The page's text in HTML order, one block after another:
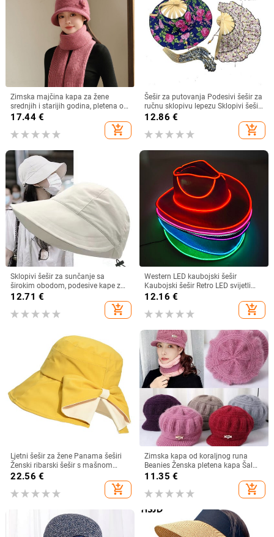
Zimska majčina kapa za žene
srednjih i starijih godina, pletena od
zečjeg krzna, otporna na hladnoću,
topla, vunena kapa plus baršunasta
kapa za umivaonik
17.44€
add_shopping_cart
Šešir za putovanja Podesivi šešir za
ručnu sklopivu lepezu Sklopivi šešir
od bambusa i lepeza Ljetna plaža
12.86 €
add_shopping_cart
Sklopivi šešir za sunčanje sa
širokim obodom, podesive kape za
muškarce, žene, šeširi za plažu,
ljetni brzosušeći viziri, ribarska kapa
12.71 €
add_shopping_cart
Western LED kaubojski šešir
Kaubojski šešir Retro LED svijetli
obod Jazz cilindar Svjetleći
mladenkin šešir Cosplay kostim
Kaubojsko odijelo za žene
12.16 €
add_shopping_cart
Ljetni šešir za žene Panama šeširi
Ženski ribarski šešir s mašnom
Trend ženski šeširi s kantom
Suncobran Prozračne kape za
sunce za žene
22.56 €
add_shopping_cart
Zimska kapa od koraljnog runa
Beanies Ženska pletena kapa Šal
Održava toplinu Vunena pletena
kapa Kapa sa šiltom Dvoslojne
zaštitne kape
11.35 €
add_shopping_cart